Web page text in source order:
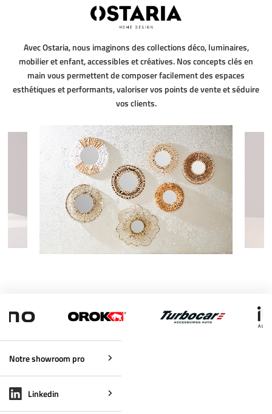
Avec Ostaria, nous imaginons des collections déco, luminaires,
mobilier et enfant, accessibles et créatives. Nos concepts clés en
main vous permettent de composer facilement des espaces
esthétiques et performants, valoriser vos points de vente et séduire
vos clients.
Notre showroom pro
Linkedin